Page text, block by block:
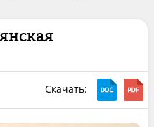
Скачать: